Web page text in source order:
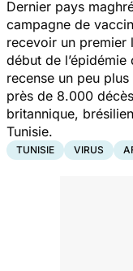
Dernier pays
campagne de
recevoir un premier
début de l’épidémie
recense un peu
près de 8.000
britannique,
Tunisie.
TUNISIE VIRUS